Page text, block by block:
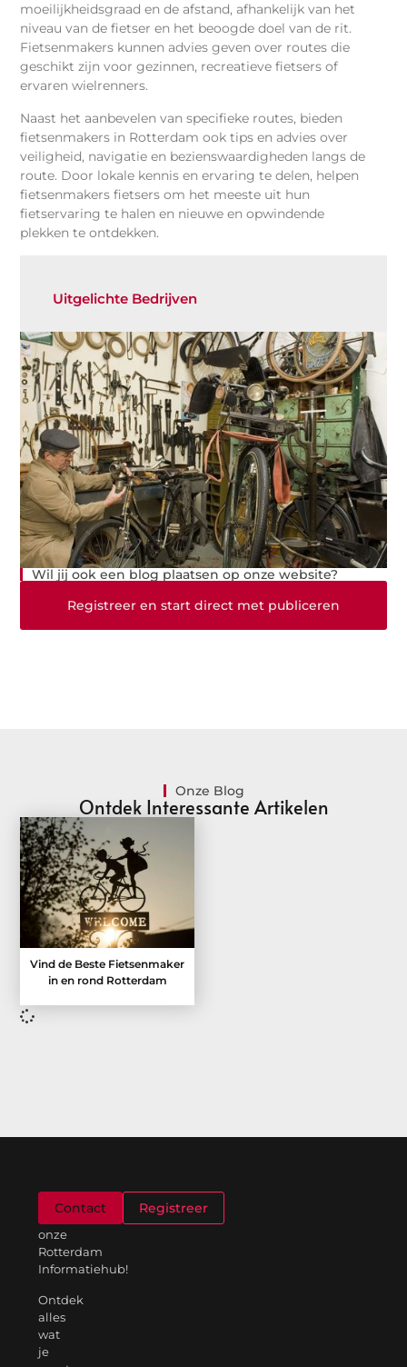
moeilijkheidsgraad en de afstand, afhankelijk van het
niveau van de fietser en het beoogde doel van de rit.
Fietsenmakers kunnen advies geven over routes die
geschikt zijn voor gezinnen, recreatieve fietsers of
ervaren wielrenners.
Naast het aanbevelen van specifieke routes, bieden
fietsenmakers in Rotterdam ook tips en advies over
veiligheid, navigatie en bezienswaardigheden langs de
route. Door lokale kennis en ervaring te delen, helpen
fietsenmakers fietsers om het meeste uit hun
fietservaring te halen en nieuwe en opwindende
plekken te ontdekken.
Uitgelichte Bedrijven
Wil jij ook een blog plaatsen op onze website?
Registreer en start direct met publiceren
Onze Blog
Ontdek Interessante Artikelen
Vind de Beste Fietsenmaker
in en rond Rotterdam
Welkom
onze
Rotterdam
Informatiehub!
Ontdek
alles
wat
je
Contact Registreer